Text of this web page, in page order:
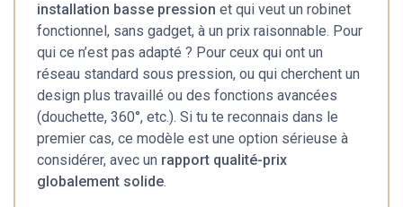
installation basse pression et qui veut un robinet
fonctionnel, sans gadget, à un prix raisonnable. Pour
qui ce n’est pas adapté ? Pour ceux qui ont un
réseau standard sous pression, ou qui cherchent un
design plus travaillé ou des fonctions avancées
(douchette, 360°, etc.). Si tu te reconnais dans le
premier cas, ce modèle est une option sérieuse à
considérer, avec un rapport qualité-prix
globalement solide.